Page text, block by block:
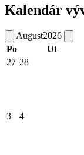
Kalendár
August2026
Po
Ut
27 28
3 4